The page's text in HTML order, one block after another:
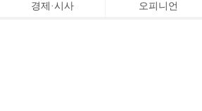
경제·시사 오피니언